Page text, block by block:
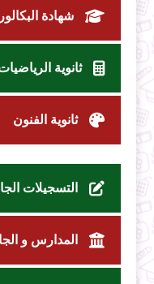
شهادة
ثانوية
ثانوية الفنون
التسجيلات
المدارس و